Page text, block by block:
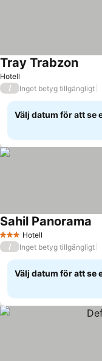
Hotell
Tray Trabzon
/ Inget betyg tillgängligt
Välj datum för att se
3 StjärnorHotell
Sahil Panorama
/ Inget betyg tillgängligt
Välj datum för att se